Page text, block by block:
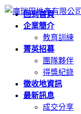
回到首頁
企業簡介
教育訓練
菁英招募
團隊夥伴
得獎紀錄
徵收地資訊
最新訊息
成交分享